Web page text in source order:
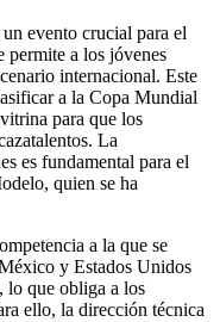
evento crucial para el
permite a los jóvenes
internacional. Este
a la Copa Mundial
para que los
La
es fundamental para el
quien se ha
a la que se
y Estados Unidos
lo que obliga a los
ello, la dirección técnica